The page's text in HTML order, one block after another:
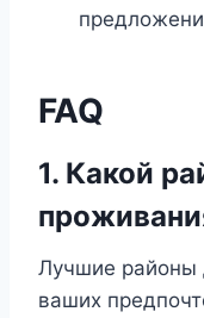
FAQ
1. Какой
Лучшие районы
ваших